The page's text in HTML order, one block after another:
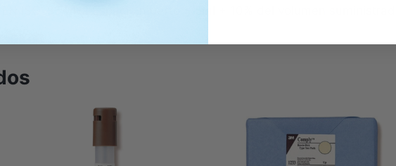
ISO13544-2 Espacio muerto ≤ 5ml + 10% del volumen suministrado